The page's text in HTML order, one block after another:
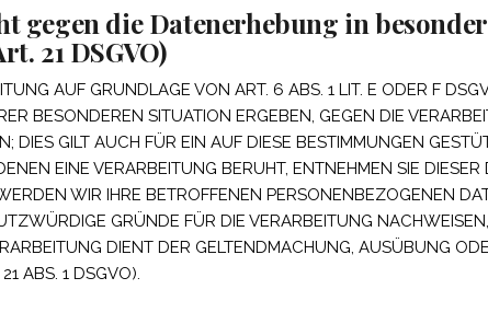
gegen die Datenerhebung in
21 DSGVO)
AUF GRUNDLAGE VON ART. 6 ABS. 1 LIT. E ODER F
BESONDEREN SITUATION ERGEBEN, GEGEN DIE
DIES GILT AUCH FÜR EIN AUF DIESE BESTIMMUNGEN
EINE VERARBEITUNG BERUHT, ENTNEHMEN SIE
WIR IHRE BETROFFENEN PERSONENBEZOGENEN
GRÜNDE FÜR DIE VERARBEITUNG
DIENT DER GELTENDMACHUNG, AUSÜBUNG
ABS. 1 DSGVO).